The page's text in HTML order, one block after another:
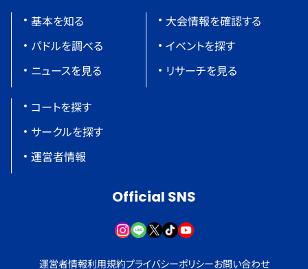
基本を知る
パドルを調べる
ニュースを見る
大会情報を確認する
イベントを探す
リサーチを見る
コートを探す
サークルを探す
運営者情報
Official SNS
運営者情報利用規約プライバシーポリシーお問い合わせ